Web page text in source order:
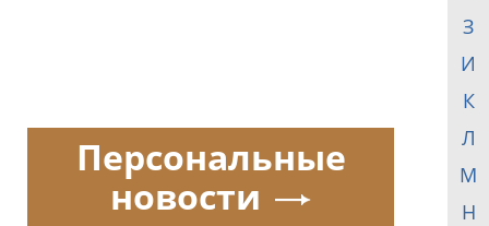
З
И
К
Л
М
Н
Персональные
новости